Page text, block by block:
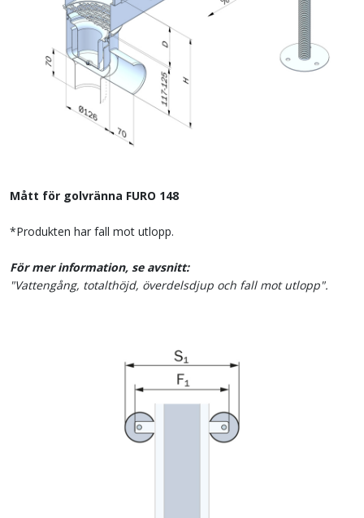
Mått för golvränna FURO 148
*Produkten har fall mot utlopp.
För mer information, se avsnitt:
"Vattengång, totalthöjd, överdelsdjup och fall mot utlopp".